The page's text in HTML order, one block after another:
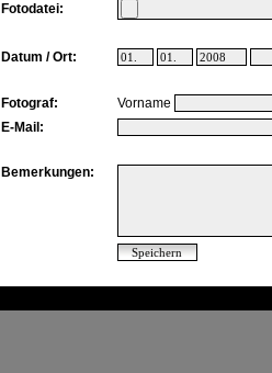
Fotodatei:
Datum / Ort:
Fotograf:
Vorname
E-Mail:
Bemerkungen: